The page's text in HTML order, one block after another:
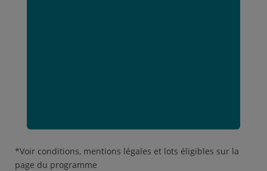
*Voir conditions, mentions légales et lots éligibles sur la
page du programme